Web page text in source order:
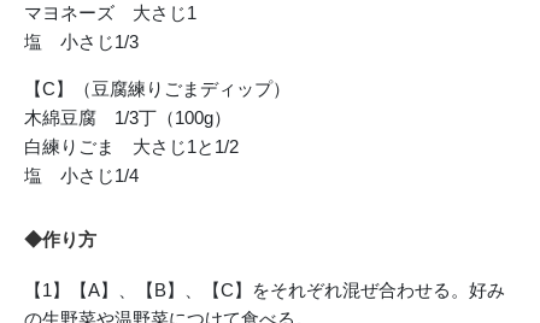
マヨネーズ 大さじ1
塩 小さじ1/3
【C】（豆腐練りごまディップ）
木綿豆腐 1/3丁（100g）
白練りごま 大さじ1と1/2
塩 小さじ1/4
◆作り方
【1】【A】、【B】、【C】をそれぞれ混ぜ合わせる。好み
の生野菜や温野菜につけて食べる。